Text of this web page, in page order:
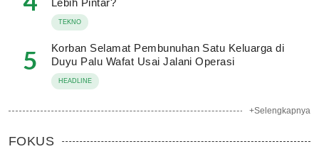
Lebih Pintar?
TEKNO
5
Korban Selamat Pembunuhan Satu Keluarga di
Duyu Palu Wafat Usai Jalani Operasi
HEADLINE
+Selengkapnya
FOKUS